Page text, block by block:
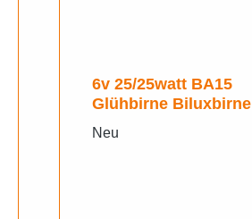
6v 25/25watt BA15
Glühbirne Biluxbirne
Neu